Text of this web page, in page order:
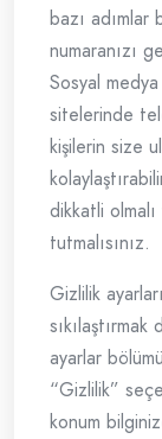
bazı
numaranızı
Sosyal
sitelerinde
kişilerin size
dikkatli
tutmalısınız.
Gizlilik
ayarlar
“Gizlilik”
konum